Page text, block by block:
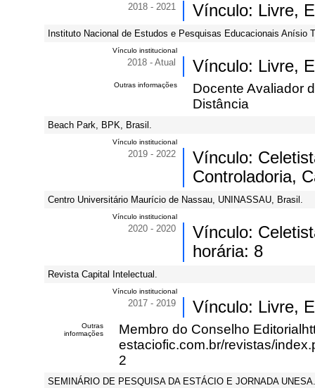
2018 - 2021 Vínculo: Livre,
Instituto Nacional de Estudos e Pesquisas Educacionais Anísio
Vínculo institucional
2018 - Atual Vínculo: Livre,
Outras informações
Docente Avaliador
Distância
Beach Park, BPK, Brasil.
Vínculo institucional
2019 - 2022
Vínculo:
Controladoria,
Centro Universitário Maurício de Nassau, UNINASSAU, Brasil.
Vínculo institucional
2020 - 2020
Vínculo:
horária: 8
Revista Capital Intelectual.
Vínculo institucional
2017 - 2019 Vínculo: Livre,
Outras
informações
Membro do Conselho
estaciofic.com.br/revistas/
2
SEMINÁRIO DE PESQUISA DA ESTÁCIO E JORNADA UNESA.